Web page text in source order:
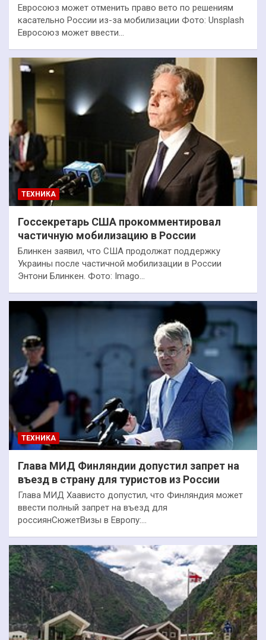
Евросоюз может отменить право вето по решениям
касательно России из-за мобилизации Фото: Unsplash
Евросоюз может ввести…
ТЕХНИКА
Госсекретарь США прокомментировал
частичную мобилизацию в России
Блинкен заявил, что США продолжат поддержку
Украины после частичной мобилизации в России
Энтони Блинкен. Фото: Imago…
ТЕХНИКА
Глава МИД Финляндии допустил запрет на
въезд в страну для туристов из России
Глава МИД Хаависто допустил, что Финляндия может
ввести полный запрет на въезд для
россиянСюжетВизы в Европу:…